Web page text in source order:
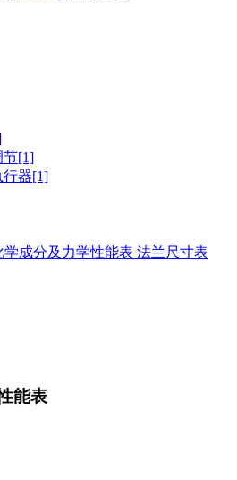
节[1]
行器[1]
学成分及力学性能表 法兰尺寸表
能表